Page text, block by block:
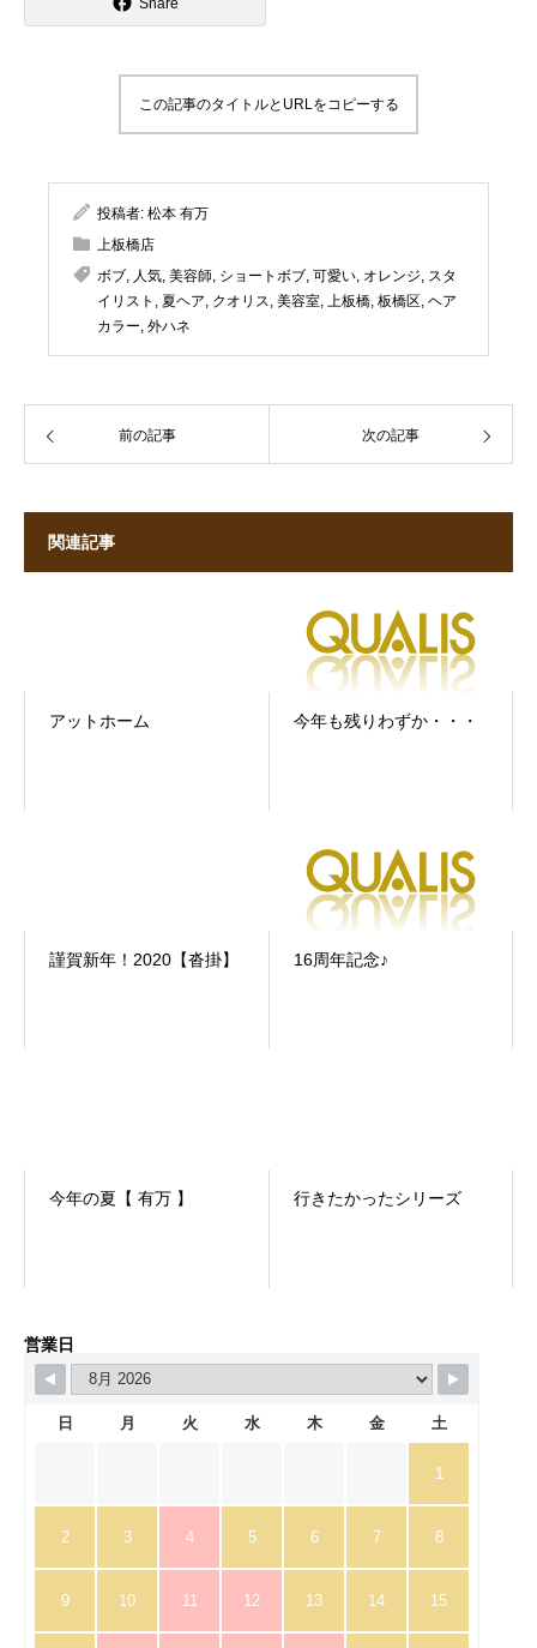
Share
この記事のタイトルとURLをコピーする
投稿者: 松本 有万
上板橋店
ボブ, 人気, 美容師, ショートボブ, 可愛い, オレンジ, スタ
イリスト , 夏ヘア, クオリス, 美容室, 上板橋, 板橋区, ヘア
カラー, 外ハネ
前の記事 次の記事
関連記事
アットホーム 今年も残りわずか・・・
謹賀新年！2020【沓掛】 16周年記念♪
今年の夏【 有万 】 行きたかったシリーズ
営業日
日 月 火 水 木 金 土
1
2 3 4 5 6 7 8
9 10 11 12 13 14 15